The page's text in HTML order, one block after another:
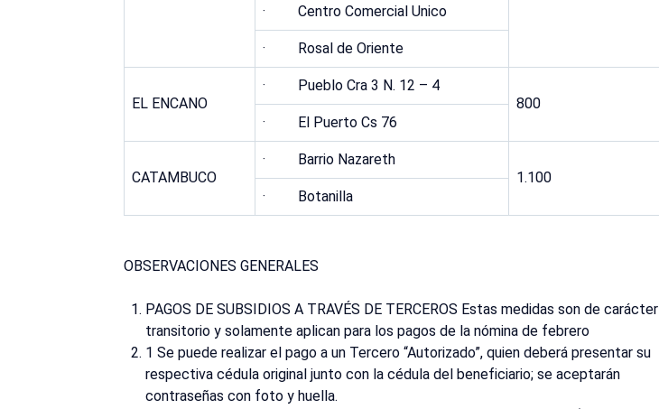
· Centro Comercial Unico
· Rosal de Oriente
EL ENCANO
· Pueblo Cra 3 N. 12 – 4
800
· El Puerto Cs 76
CATAMBUCO
· Barrio Nazareth
1.100
· Botanilla
OBSERVACIONES GENERALES
PAGOS DE SUBSIDIOS A TRAVÉS DE TERCEROS Estas medidas son de carácter
transitorio y solamente aplican para los pagos de la nómina de febrero
1 Se puede realizar el pago a un Tercero “Autorizado”, quien deberá presentar su
respectiva cédula original junto con la cédula del beneficiario; se aceptarán
contraseñas con foto y huella.